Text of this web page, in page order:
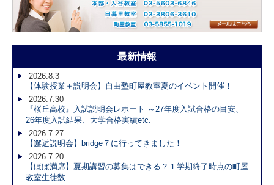
最新情報
2026.8.3
【体験授業＋説明会】自由塾町屋教室夏のイベント開催！
2026.7.30
『桜丘高校』入試説明会レポート ～27年度入試合格の目安、
26年度入試結果、大学合格実績etc.
2026.7.27
【邂逅説明会】bridge７に行ってきました！
2026.7.20
【ほぼ満席】夏期講習の募集はできる？１学期終了時点の町屋
教室生徒数